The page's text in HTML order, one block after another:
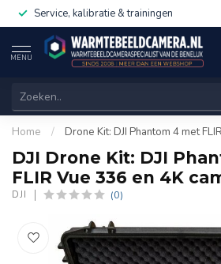
Service, kalibratie & trainingen
MENU
Home / Drone Kit: DJI Phantom 4 met
DJI Drone Kit: DJI
FLIR Vue 336 en 4K
DJI (0)